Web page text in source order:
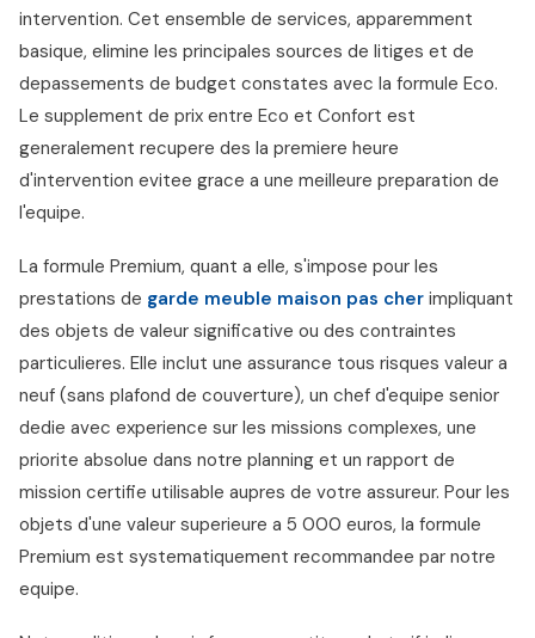
intervention. Cet ensemble de services, apparemment
basique, elimine les principales sources de litiges et de
depassements de budget constates avec la formule Eco.
Le supplement de prix entre Eco et Confort est
generalement recupere des la premiere heure
d'intervention evitee grace a une meilleure preparation de
l'equipe.
La formule Premium, quant a elle, s'impose pour les
prestations de garde meuble maison pas cher impliquant
des objets de valeur significative ou des contraintes
particulieres. Elle inclut une assurance tous risques valeur a
neuf (sans plafond de couverture), un chef d'equipe senior
dedie avec experience sur les missions complexes, une
priorite absolue dans notre planning et un rapport de
mission certifie utilisable aupres de votre assureur. Pour les
objets d'une valeur superieure a 5 000 euros, la formule
Premium est systematiquement recommandee par notre
equipe.